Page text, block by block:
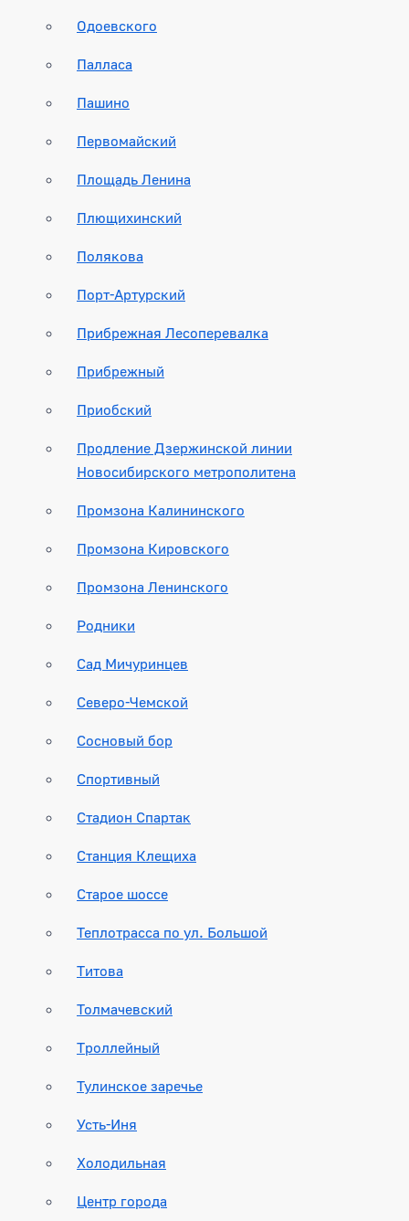
Одоевского
Палласа
Пашино
Первомайский
Площадь Ленина
Плющихинский
Полякова
Порт-Артурский
Прибрежная Лесоперевалка
Прибрежный
Приобский
Продление Дзержинской линии
Новосибирского метрополитена
Промзона Калининского
Промзона Кировского
Промзона Ленинского
Родники
Сад Мичуринцев
Северо-Чемской
Сосновый бор
Спортивный
Стадион Спартак
Станция Клещиха
Старое шоссе
Теплотрасса по ул. Большой
Титова
Толмачевский
Троллейный
Тулинское заречье
Усть-Иня
Холодильная
Центр города